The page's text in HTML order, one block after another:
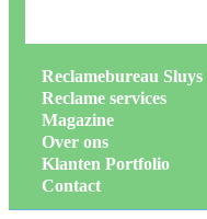
Reclamebureau Sluys
Reclame services
Magazine
Over ons
Klanten Portfolio
Contact